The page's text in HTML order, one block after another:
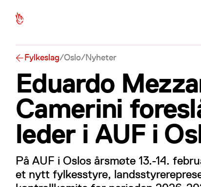
Fylkeslag/Oslo/Nyheter
Eduardo
Camerini
leder i AUF i
På AUF i Oslos årsmøte 13.-14.
et nytt fylkesstyre,